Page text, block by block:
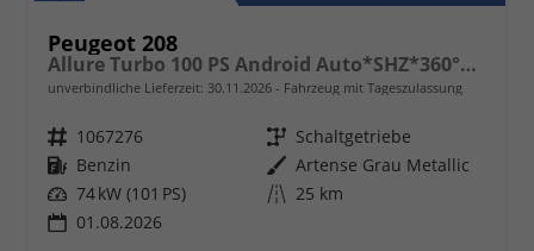
Peugeot 208
Allure Turbo 100 PS Android Auto*SHZ*360°*Totwinkel*PDC v/h*Klimaauto*Tempomat*
unverbindliche Lieferzeit: 30.11.2026 Fahrzeug mit Tageszulassung
Fahrzeugnr. 1067276 Getriebe Schaltgetriebe
Kraftstoff Benzin Außenfarbe Artense Grau Metallic
Leistung 74 kW (101 PS) Kilometerstand 25 km
01.08.2026